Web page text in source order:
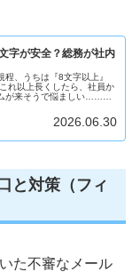
字が安全？総務が社内
程、うちは『8文字以上』
れ以上長くしたら、社員か
が来そうで悩ましい……」
2026.06.30
と対策（フィ
た不審なメール